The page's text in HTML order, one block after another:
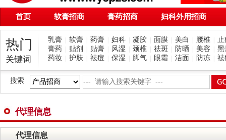
首页 软膏招商 膏药招商 妇科外用招商
热门
关键词
乳膏 软膏 药膏 妇科 凝胶 面膜 美白 腰椎
止
膏药
贴剂 贴膏 风湿 颈椎 祛斑 防晒 美容
黑
药妆
护肤 祛痘 保湿 脚气 眼霜 洁面 防冻 祛
搜索
代理信息
代理信息